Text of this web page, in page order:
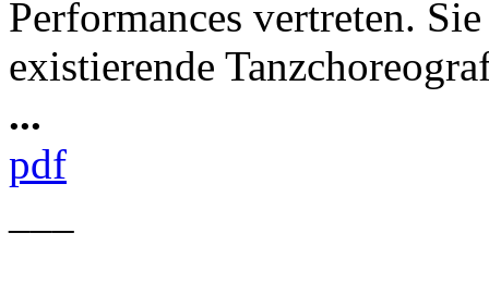
Performances vertreten.
existierende
...
pdf